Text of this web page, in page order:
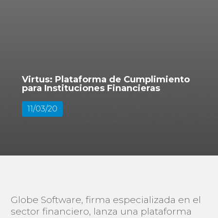
Virtus: Plataforma de Cumplimiento
para Instituciones Financieras
11/03/20
Globe Software, firma especializada en el
sector financiero, lanza una plataforma